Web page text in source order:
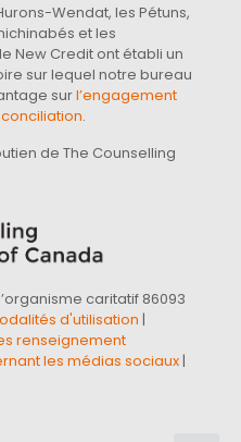
Wendat, les Pétuns,
et les
New Credit ont établi un
sur lequel notre bureau
surl’engagement
.
de The Counselling
caritatif 86093
d'utilisation |
renseignement
les médias sociaux|